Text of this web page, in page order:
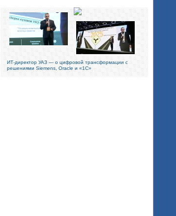
ИТ-директор УАЗ — о цифровой трансформации с
решениями Siemens, Oracle и «1С»